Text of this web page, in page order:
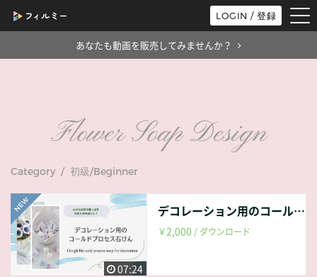
LOGIN / 登録
あなたも動画を販売してみませんか？
Flower Soap Design
Category / 初級/Beginner
07:24
デコレーション用のコールドプロセス石けん Dough like cold process soap for decoration
￥2,000 / ダウンロード